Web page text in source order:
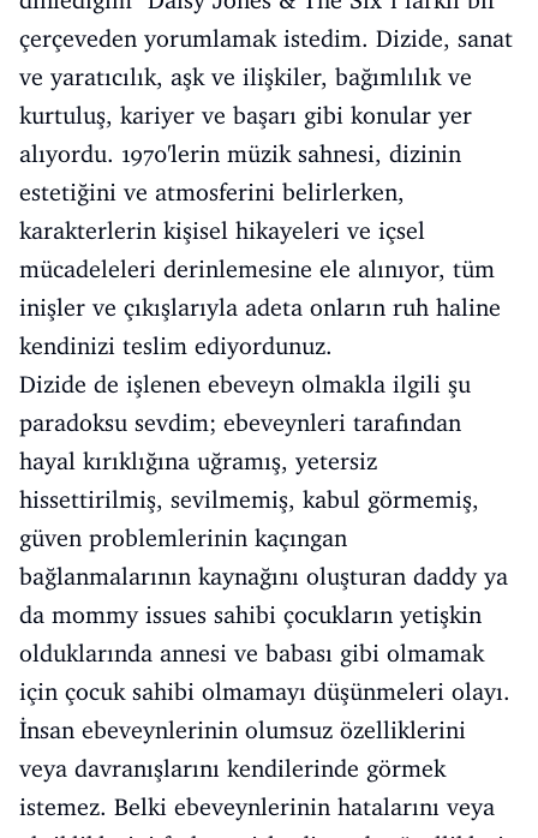
çerçeveden yorumlamak istedim. Dizide, sanat
ve yaratıcılık, aşk ve ilişkiler, bağımlılık ve
kurtuluş, kariyer ve başarı gibi konular yer
alıyordu. 1970'lerin müzik sahnesi, dizinin
estetiğini ve atmosferini belirlerken,
karakterlerin kişisel hikayeleri ve içsel
mücadeleleri derinlemesine ele alınıyor, tüm
inişler ve çıkışlarıyla adeta onların ruh haline
kendinizi teslim ediyordunuz.
Dizide de işlenen ebeveyn olmakla ilgili şu
paradoksu sevdim; ebeveynleri tarafından
hayal kırıklığına uğramış, yetersiz
hissettirilmiş, sevilmemiş, kabul görmemiş,
güven problemlerinin kaçıngan
bağlanmalarının kaynağını oluşturan daddy ya
da mommy issues sahibi çocukların yetişkin
olduklarında annesi ve babası gibi olmamak
için çocuk sahibi olmamayı düşünmeleri olayı.
İnsan ebeveynlerinin olumsuz özelliklerini
veya davranışlarını kendilerinde görmek
istemez. Belki ebeveynlerinin hatalarını veya